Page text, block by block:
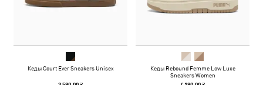
Кеды Court Ever Sneakers Unisex
Кеды Rebound Femme Low Luxe
Sneakers Women